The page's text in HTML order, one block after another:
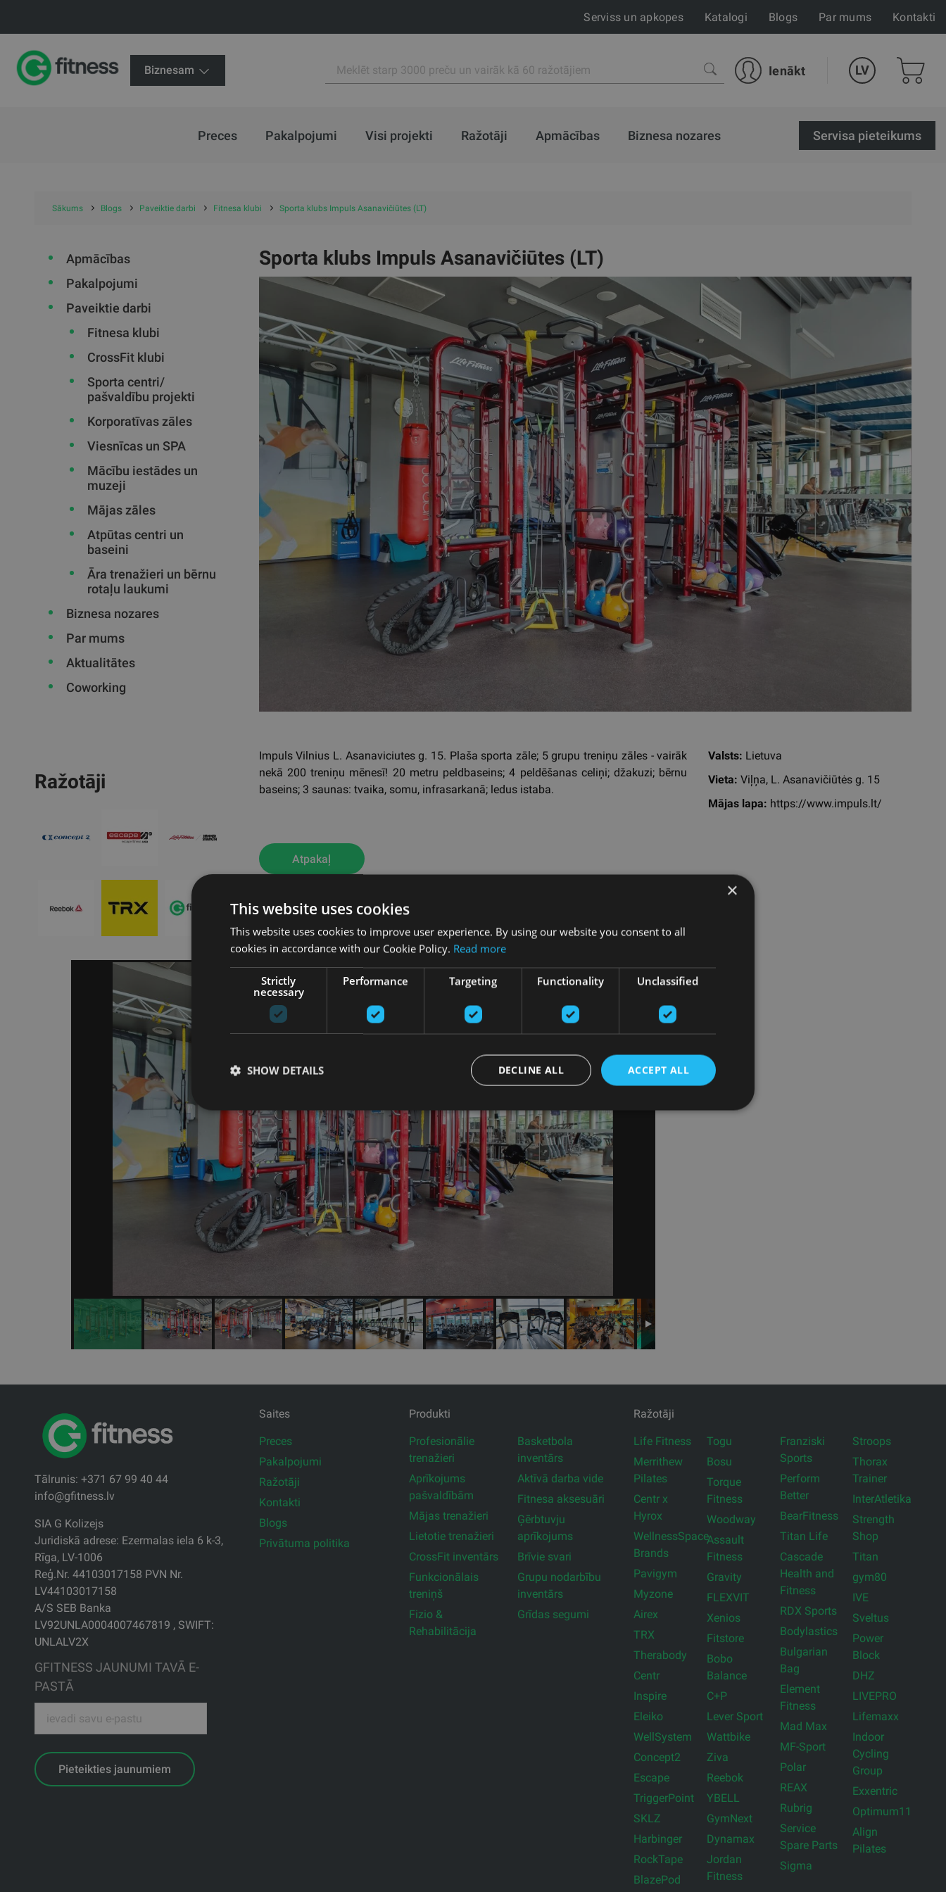
Serviss un apkopes Katalogi Blogs Par mums Kontakti
Biznesam Ienākt LV
Preces Pakalpojumi Visi projekti Ražotāji Apmācības Biznesa nozares Servisa pieteikums
Sākums Blogs Paveiktie darbi Fitnesa klubi Sporta klubs Impuls Asanavičiūtes (LT)
Apmācības
Pakalpojumi
Paveiktie darbi
Fitnesa klubi
CrossFit klubi
Sporta centri/
pašvaldību projekti
Korporatīvas zāles
Viesnīcas un SPA
Mācību iestādes un
muzeji
Mājas zāles
Atpūtas centri un
baseini
Āra trenažieri un bērnu
rotaļu laukumi
Biznesa nozares
Par mums
Aktualitātes
Coworking
Ražotāji
Sporta klubs Impuls Asanavičiūtes (LT)
Impuls Vilnius L. Asanaviciutes g. 15. Plaša sporta zāle; 5 grupu treniņu zāles - vairāk
nekā 200 treniņu mēnesī! 20 metru peldbaseins; 4 peldēšanas celiņi; džakuzi; bērnu
baseins; 3 saunas: tvaika, somu, infrasarkanā; ledus istaba.
Valsts: Lietuva
Vieta: Viļņa, L. Asanavičiūtės g. 15
Mājas lapa: https://www.impuls.lt/
Atpakaļ
Tālrunis: +371 67 99 40 44
info@gfitness.lv
SIA G Kolizejs
Juridiskā adrese: Ezermalas iela 6 k-3,
Rīga, LV-1006
Reģ.Nr. 44103017158 PVN Nr.
LV44103017158
A/S SEB Banka
LV92UNLA0004007467819 , SWIFT:
UNLALV2X
GFITNESS JAUNUMI TAVĀ E-
PASTĀ
Pieteikties jaunumiem
Saites
Preces
Pakalpojumi
Ražotāji
Kontakti
Blogs
Privātuma politika
Produkti
Profesionālie
trenažieri
Aprīkojums
pašvaldībām
Mājas trenažieri
Lietotie trenažieri
CrossFit inventārs
Funkcionālais
treniņš
Fizio &
Rehabilitācija
Basketbola
inventārs
Aktīvā darba vide
Fitnesa aksesuāri
Ģērbtuvju
aprīkojums
Brīvie svari
Grupu nodarbību
inventārs
Grīdas segumi
Ražotāji
Life Fitness
Merrithew
Pilates
Centr x
Hyrox
WellnessSpace
Brands
Pavigym
Myzone
Airex
TRX
Therabody
Centr
Inspire
Eleiko
WellSystem
Concept2
Escape
TriggerPoint
SKLZ
Harbinger
RockTape
BlazePod
Togu
Bosu
Torque
Fitness
Woodway
Assault
Fitness
Gravity
FLEXVIT
Xenios
Fitstore
Bobo
Balance
C+P
Lever Sport
Wattbike
Ziva
Reebok
YBELL
GymNext
Dynamax
Jordan
Fitness
Franziski
Sports
Perform
Better
BearFitness
Titan Life
Cascade
Health and
Fitness
RDX Sports
Bodylastics
Bulgarian
Bag
Element
Fitness
Mad Max
MF-Sport
Polar
REAX
Rubrig
Service
Spare Parts
Sigma
Stroops
Thorax
Trainer
InterAtletika
Strength
Shop
Titan
gym80
IVE
Sveltus
Power
Block
DHZ
LIVEPRO
Lifemaxx
Indoor
Cycling
Group
Exxentric
Optimum11
Align
Pilates
×
This website uses cookies
This website uses cookies to improve user experience. By using our website you consent to all
cookies in accordance with our Cookie Policy. Read more
Strictly
necessary
Performance Targeting Functionality Unclassified
ACCEPT ALL
DECLINE ALL
SHOW DETAILS